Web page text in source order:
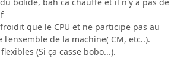
que le CPU et ne participe pas au
de la machine( CM, etc..).
(Si ça casse bobo...).